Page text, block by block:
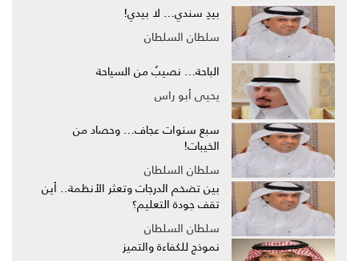
بيدِ سندي… لا بيدي!
سلطان السلطان
الباحة… نصيبٌ من السياحة
يحيى أبو راس
سبع سنوات عجاف… وحصاد من
الخيبات!
سلطان السلطان
بين تضخم الدرجات وتعثر الأنظمة.. أين
تقف جودة التعليم؟
سلطان السلطان
نموذج للكفاءة والتميز